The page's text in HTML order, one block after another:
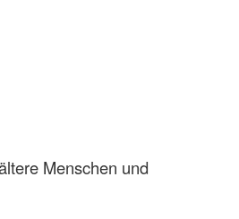
Menschen und